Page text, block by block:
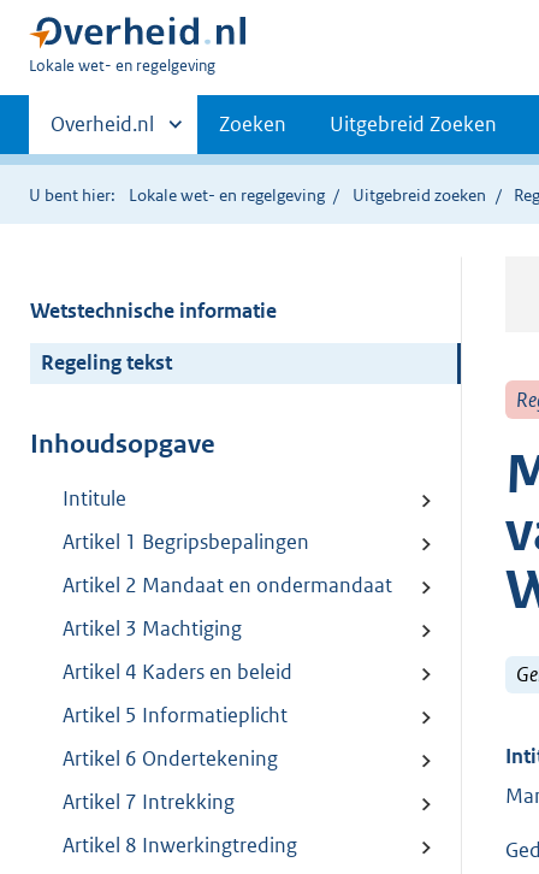
U
hier:
Lokale wet- en regelgeving
Primaire
navigatie
Andere
sites
binnen
Overheid.nl Zoeken Uitgebreid Zoeken
U bent hier: Lokale wet- en regelgeving Uitgebreid zoeken
Wetstechnische informatie
Regeling tekst
Inhoudsopgave
Intitule
Artikel 1 Begripsbepalingen
Artikel 2 Mandaat en ondermandaat
Artikel 3 Machtiging
Artikel 4 Kaders en beleid
Artikel 5 Informatieplicht
Artikel 6 Ondertekening
Artikel 7 Intrekking
Artikel 8 Inwerkingtreding